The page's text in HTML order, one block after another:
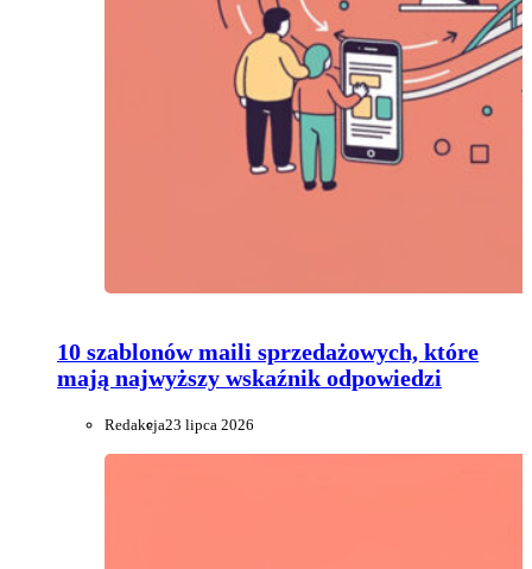
10 szablonów maili sprzedażowych, które
mają najwyższy wskaźnik odpowiedzi
Redakcja23 lipca 2026